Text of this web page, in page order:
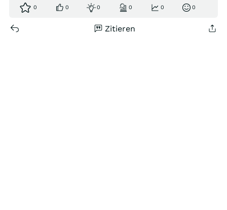
0 0 0 0 0 0
Zitieren